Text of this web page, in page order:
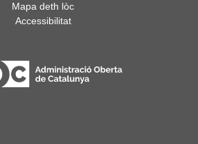
Mapa deth lòc
Accessibilitat